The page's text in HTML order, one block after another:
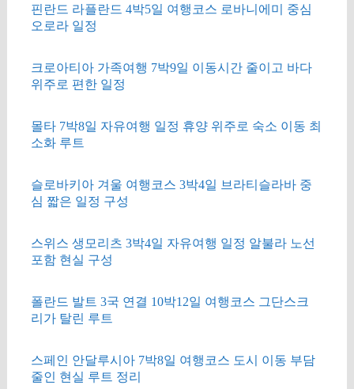
핀란드 라플란드 4박5일 여행코스 로바니에미 중심
오로라 일정
크로아티아 가족여행 7박9일 이동시간 줄이고 바다
위주로 편한 일정
몰타 7박8일 자유여행 일정 휴양 위주로 숙소 이동 최
소화 루트
슬로바키아 겨울 여행코스 3박4일 브라티슬라바 중
심 짧은 일정 구성
스위스 생모리츠 3박4일 자유여행 일정 알불라 노선
포함 현실 구성
폴란드 발트 3국 연결 10박12일 여행코스 그단스크
리가 탈린 루트
스페인 안달루시아 7박8일 여행코스 도시 이동 부담
줄인 현실 루트 정리